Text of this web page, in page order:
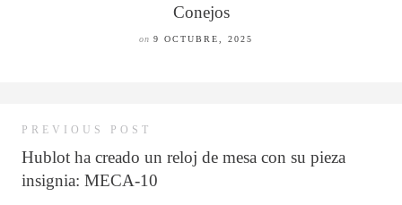
Conejos
on 9 OCTUBRE, 2025
PREVIOUS POST
Hublot ha creado un reloj de mesa con su pieza
insignia: MECA-10